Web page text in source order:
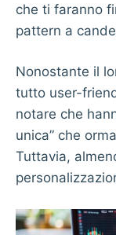
che ti faranno
pattern a
Nonostante il
tutto user-
notare che
unica” che
Tuttavia,